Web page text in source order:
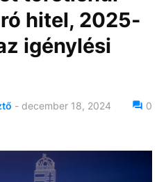
hitel, 2025-
igénylési
- december 18, 2024 0